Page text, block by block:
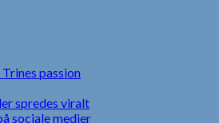
passion
spredes viralt
sociale medier